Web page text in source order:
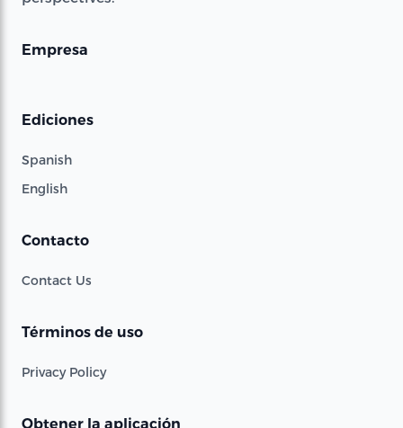
Empresa
Ediciones
Spanish
English
Contacto
Contact Us
Términos de uso
Privacy Policy
Obtener la aplicación